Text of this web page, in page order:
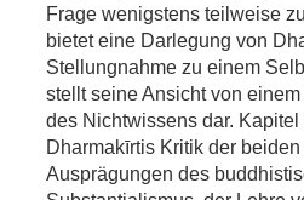
Frage wenigstens teilweise
bietet eine Darlegung von
Stellungnahme zu einem
stellt seine Ansicht von
des Nichtwissens dar.
Dharmakīrtis Kritik der
Ausprägungen des